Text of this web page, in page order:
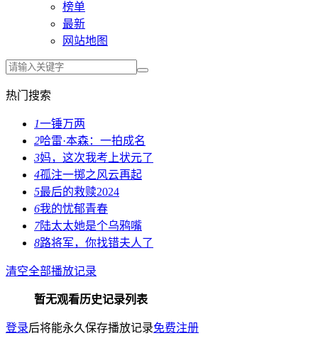
榜单
最新
网站地图
热门搜索
1一锤万两
2哈雷·本森：一拍成名
3妈，这次我考上状元了
4孤注一掷之风云再起
5最后的救赎2024
6我的忧郁青春
7陆太太她是个乌鸦嘴
8路将军，你找错夫人了
清空全部播放记录
暂无观看历史记录列表
登录后将能永久保存播放记录免费注册